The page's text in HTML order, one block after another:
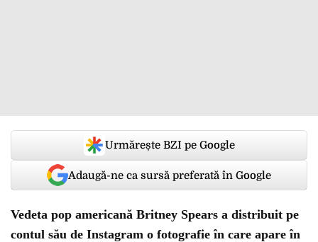
Urmărește BZI pe Google
Adaugă-ne ca sursă preferată în Google
Vedeta pop americană Britney Spears a distribuit pe
contul său de Instagram o fotografie în care apare în